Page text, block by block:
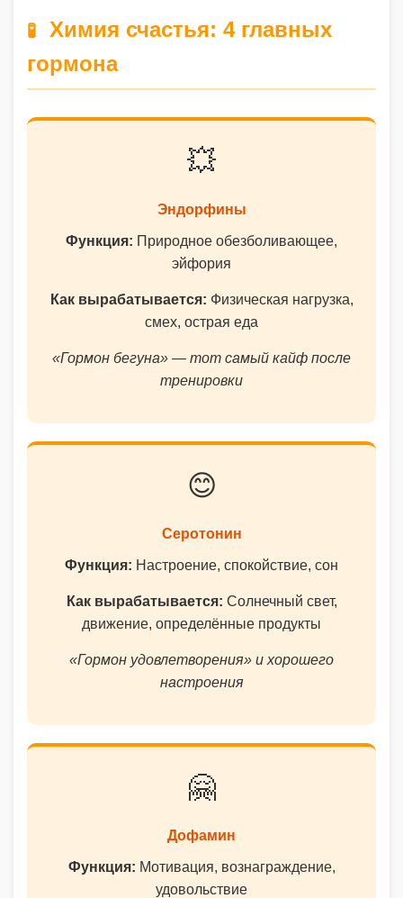
🧪
Химия счастья: 4 главных
гормона
💥
Эндорфины
Функция: Природное обезболивающее,
эйфория
Как вырабатывается: Физическая нагрузка,
смех, острая еда
«Гормон бегуна» — тот самый кайф после
тренировки
😊
Серотонин
Функция: Настроение, спокойствие, сон
Как вырабатывается: Солнечный свет,
движение, определённые продукты
«Гормон удовлетворения» и хорошего
настроения
🤗
Дофамин
Функция: Мотивация, вознаграждение,
удовольствие